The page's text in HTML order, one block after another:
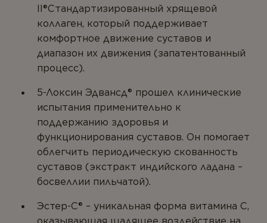
II®Стандартизированный хрящевой
коллаген, который поддерживает
комфортное движение суставов и
диапазон их движения (запатентованный
процесс).
5-Локсин Эдвансд® прошел клинические
испытания применительно к
поддержанию здоровья и
функционирования суставов. Он помогает
облегчить периодическую скованность
суставов (экстракт индийского ладана –
босвеллии пильчатой).
Эстер-C® – уникальная форма витамина C,